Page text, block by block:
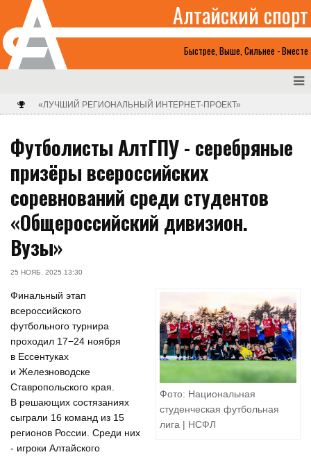
Быстрее, Выше, Сильнее - Вместе
Алтайский спорт
«ЛУЧШИЙ РЕГИОНАЛЬНЫЙ ИНТЕРНЕТ-ПРОЕКТ»
Футболисты АлтГПУ - серебряные
призёры всероссийских
соревнований среди студентов
«Общероссийский дивизион.
Вузы»
25 НОЯБ. 2025 13:30
Фото: Национальная
студенческая футбольная
лига | НСФЛ
Финальный этап
всероссийского
футбольного турнира
проходил 17−24 ноября
в Ессентуках
и Железноводске
Ставропольского края.
В решающих состязаниях
сыграли 16 команд из 15
регионов России. Среди них
- игроки Алтайского